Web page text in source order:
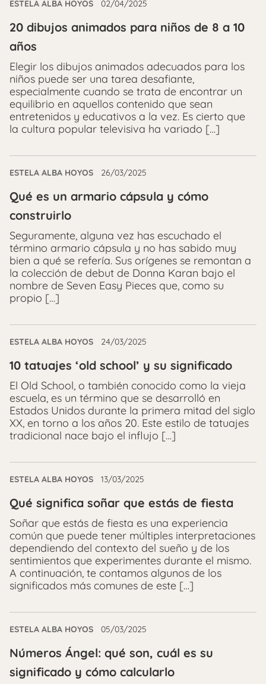
ESTELA ALBA HOYOS 02/04/2025
20 dibujos animados para niños de 8 a 10
años
Elegir los dibujos animados adecuados para los
niños puede ser una tarea desafiante,
especialmente cuando se trata de encontrar un
equilibrio en aquellos contenido que sean
entretenidos y educativos a la vez. Es cierto que
la cultura popular televisiva ha variado […]
ESTELA ALBA HOYOS 26/03/2025
Qué es un armario cápsula y cómo
construirlo
Seguramente, alguna vez has escuchado el
término armario cápsula y no has sabido muy
bien a qué se refería. Sus orígenes se remontan a
la colección de debut de Donna Karan bajo el
nombre de Seven Easy Pieces que, como su
propio […]
ESTELA ALBA HOYOS 24/03/2025
10 tatuajes ‘old school’ y su significado
El Old School, o también conocido como la vieja
escuela, es un término que se desarrolló en
Estados Unidos durante la primera mitad del siglo
XX, en torno a los años 20. Este estilo de tatuajes
tradicional nace bajo el influjo […]
ESTELA ALBA HOYOS 13/03/2025
Qué significa soñar que estás de fiesta
Soñar que estás de fiesta es una experiencia
común que puede tener múltiples interpretaciones
dependiendo del contexto del sueño y de los
sentimientos que experimentes durante el mismo.
A continuación, te contamos algunos de los
significados más comunes de este […]
ESTELA ALBA HOYOS 05/03/2025
Números Ángel: qué son, cuál es su
significado y cómo calcularlo